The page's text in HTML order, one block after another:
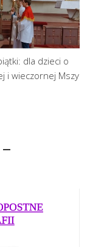
dla dzieci o
i wieczornej Mszy